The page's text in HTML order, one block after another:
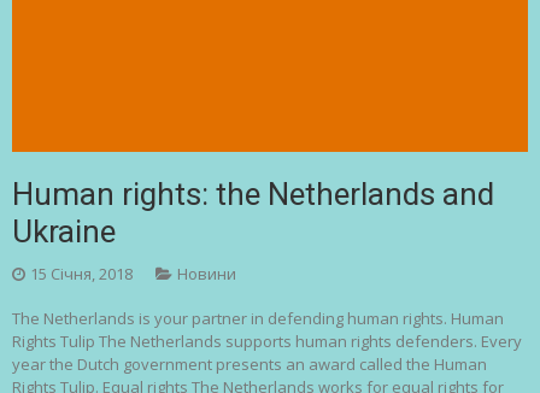
Human rights: the Netherlands and
Ukraine
15 Січня, 2018 Новини
The Netherlands is your partner in defending human rights. Human
Rights Tulip The Netherlands supports human rights defenders. Every
year the Dutch government presents an award called the Human
Rights Tulip. Equal rights The Netherlands works for equal rights for